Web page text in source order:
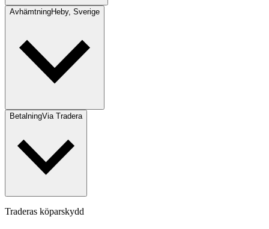
AvhämtningHeby, Sverige
BetalningVia Tradera
Traderas köparskydd